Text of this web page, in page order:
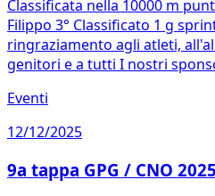
Classificata nella 10000 m
Filippo 3° Classificato 1 g
ringraziamento agli atleti,
genitori e a tutti I nostri
Eventi
12/12/2025
9a tappa GPG / CNO 2025